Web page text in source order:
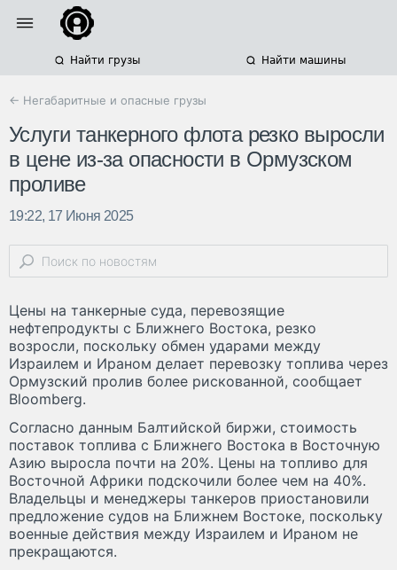
Найти грузы Найти машины
← Негабаритные и опасные грузы
Услуги танкерного флота резко выросли
в цене из-за опасности в Ормузском
проливе
19:22, 17 Июня 2025
Цены на танкерные суда, перевозящие
нефтепродукты с Ближнего Востока, резко
возросли, поскольку обмен ударами между
Израилем и Ираном делает перевозку топлива через
Ормузский пролив более рискованной, сообщает
Bloomberg.
Согласно данным Балтийской биржи, стоимость
поставок топлива с Ближнего Востока в Восточную
Азию выросла почти на 20%. Цены на топливо для
Восточной Африки подскочили более чем на 40%.
Владельцы и менеджеры танкеров приостановили
предложение судов на Ближнем Востоке, поскольку
военные действия между Израилем и Ираном не
прекращаются.